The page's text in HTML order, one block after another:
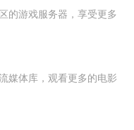
的游戏服务器，享受更多
媒体库，观看更多的电影